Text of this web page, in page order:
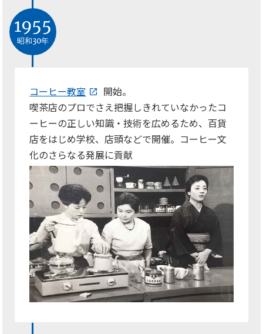
コーヒー教室
開始。
喫茶店のプロでさえ把握しきれていなかったコ
ーヒーの正しい知識・技術を広めるため、百貨
店をはじめ学校、店頭などで開催。コーヒー文
化のさらなる発展に貢献
1955
昭和30年